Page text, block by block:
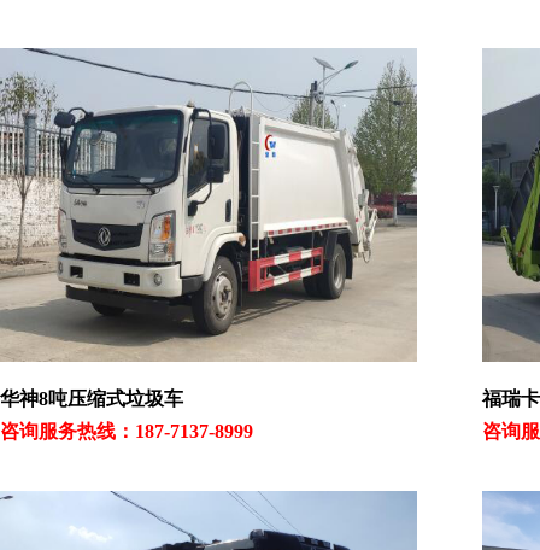
华神8吨压缩式垃圾车
咨询服务热线：187-7137-8999
福瑞
咨询